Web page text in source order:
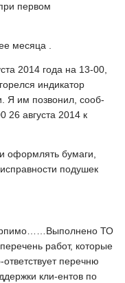
первом
месяца .
2014 года на 13-00,
индикатор
Я им позвонил, сооб-
26 августа 2014 к
оформлять бумаги,
подушек
ТО
работ, которые
перечню
кли-ентов по